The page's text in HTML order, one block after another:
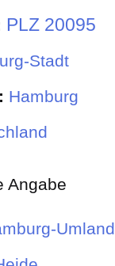
PLZ 20095
Stadt
Hamburg
Angabe
Umland